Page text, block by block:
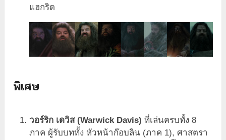
แฮกริด
พิเศษ
วอร์ริก เดวิส (Warwick Davis) ที่เล่นครบทั้ง 8
ภาค ผู้รับบททั้ง หัวหน้าก๊อบลิน (ภาค 1), ศาสตรา